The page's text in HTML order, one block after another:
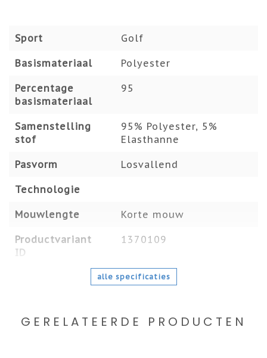
Sport Golf
Basismateriaal Polyester
Percentage
basismateriaal
95
Samenstelling
stof
95% Polyester, 5%
Elasthanne
Pasvorm Losvallend
Technologie
Mouwlengte Korte mouw
Productvariant
ID
1370109
alle specificaties
GERELATEERDE PRODUCTEN